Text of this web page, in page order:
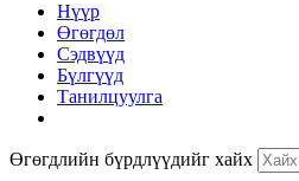
Нүүр
Өгөгдөл
Сэдвүүд
Бүлгүүд
Танилцуулга
Өгөгдлийн бүрдлүүдийг хайх